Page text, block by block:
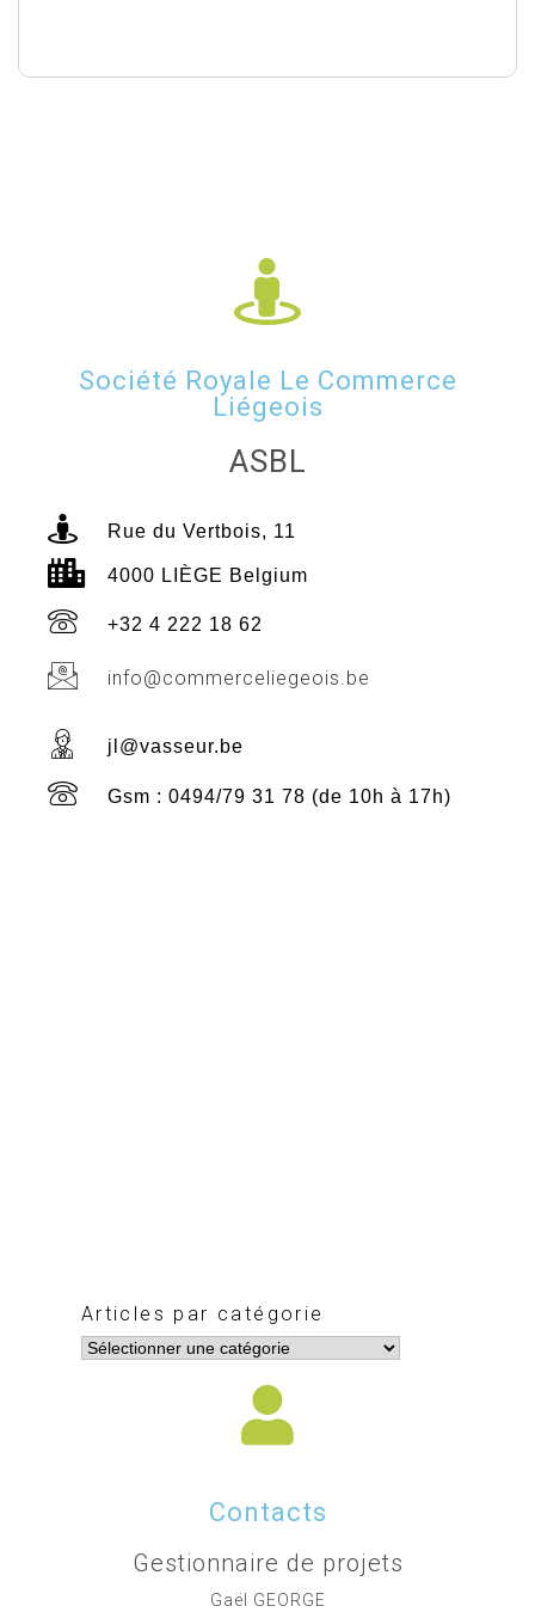
Société Royale Le Commerce
Liégeois
ASBL
Rue du Vertbois, 11
4000 LIÈGE Belgium
+32 4 222 18 62
info@commerceliegeois.be
jl@vasseur.be
Gsm : 0494/79 31 78 (de 10h à 17h)
Articles par catégorie
Contacts
Gestionnaire de projets
Gaël GEORGE